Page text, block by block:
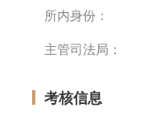
所内身份：
主管司法局：
考核信息